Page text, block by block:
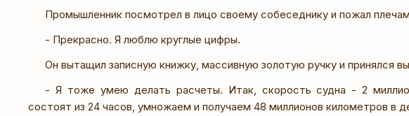
Промышленник посмотрел в лицо своему собеседнику и пожал
- Прекрасно. Я люблю круглые цифры.
Он вытащил записную книжку, массивную золотую ручку и принялся
- Я тоже умею делать расчеты. Итак, скорость судна - 2
состоят из 24 часов, умножаем и получаем 48 миллионов километров в